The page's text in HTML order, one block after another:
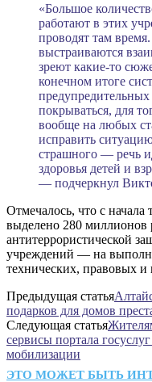
«Большое
работают в этих
проводят там
выстраиваются
зреют какие-то
конечном итоге
покрываться, для
вообще на любых
исправить
страшного — речь
здоровья детей и
— подчеркнул
Отмечалось, что с начала
выделено 280
антитеррористической
учреждений — на
технических, правовых
Предыдущая статья
подарков для домов
Следующая статья
сервисы портала
мобилизации
ЭТО МОЖЕТ БЫТЬ